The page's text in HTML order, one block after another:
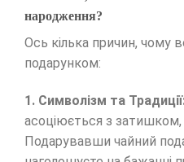
народження?
Ось кілька причин, чому
подарунком:
1. Символізм та
асоціюється з затишком,
Подарувавши чайний